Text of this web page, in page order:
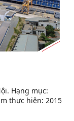
Hạng mục:
thực hiện: 2015